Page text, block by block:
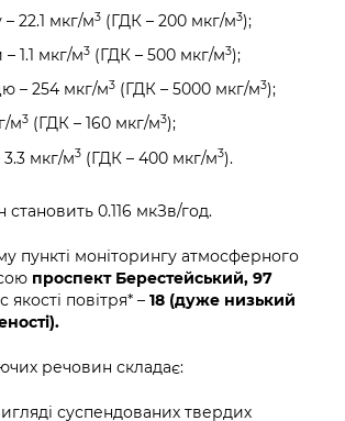
– 22.1 мкг/м3 (ГДК – 200 мкг/м3);
1.1 мкг/м3 (ГДК – 500 мкг/м3);
– 254 мкг/м3 (ГДК – 5000 мкг/м3);
м3 (ГДК – 160 мкг/м3);
3.3 мкг/м3 (ГДК – 400 мкг/м3).
становить 0.116 мкЗв/год.
пункті моніторингу атмосферного
проспект Берестейський, 97
якості повітря* – 18 (дуже низький
речовин складає:
суспендованих твердих